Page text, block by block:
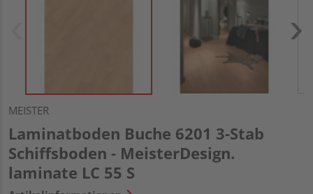
MEISTER
Laminatboden Buche 6201 3-Stab
Schiffsboden - MeisterDesign.
laminate LC 55 S